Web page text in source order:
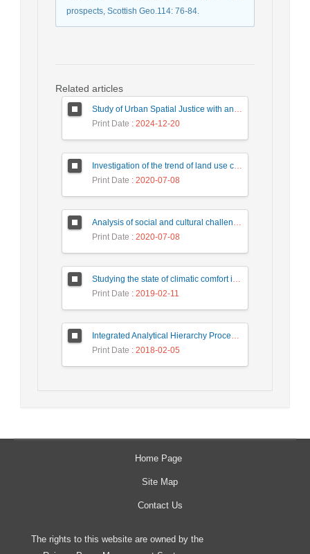
prospects, Scottish Geo.114: 76-84.
Related articles
Study of Urban Spatial Justice with an Emphasis on Distribution of urban services, Case study: Bandar anzali city
Print Date : 2024-12-20
Investigation of the trend of land use changes in Rey city using remote sensing data
Print Date : 2020-07-08
Analysis of social and cultural challenges of dam construction in affected rural areas; Case study: Darian Hawraman da
Print Date : 2020-07-08
Studying the state of climatic comfort in historical and ancient museum site of Booye- Amlash for tourism
Print Date : 2019-02-11
Integrated Analytical Hierarchy Process (AHP) and GIS for Land use Suitability Analysis
Print Date : 2018-02-05
Home Page
Site Map
Contact Us
The rights to this website are owned by the